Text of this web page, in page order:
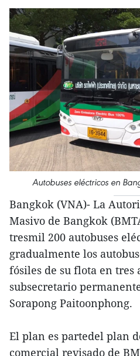
Autobuses eléctricos en
Bangkok (VNA)- La
Masivo de Bangkok
tresmil 200 autobuses
gradualmente los
fósiles de su flota en tres
subsecretario
Sorapong Paitoonphong.
El plan es partedel plan
comercial revisado de